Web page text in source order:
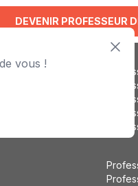
DEVENIR PROFESSEUR
vous !